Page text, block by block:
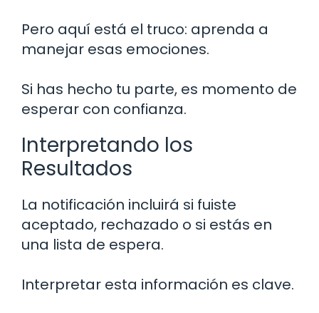
Pero aquí está el truco: aprenda a
manejar esas emociones.
Si has hecho tu parte, es momento de
esperar con confianza.
Interpretando los
Resultados
La notificación incluirá si fuiste
aceptado, rechazado o si estás en
una lista de espera.
Interpretar esta información es clave.